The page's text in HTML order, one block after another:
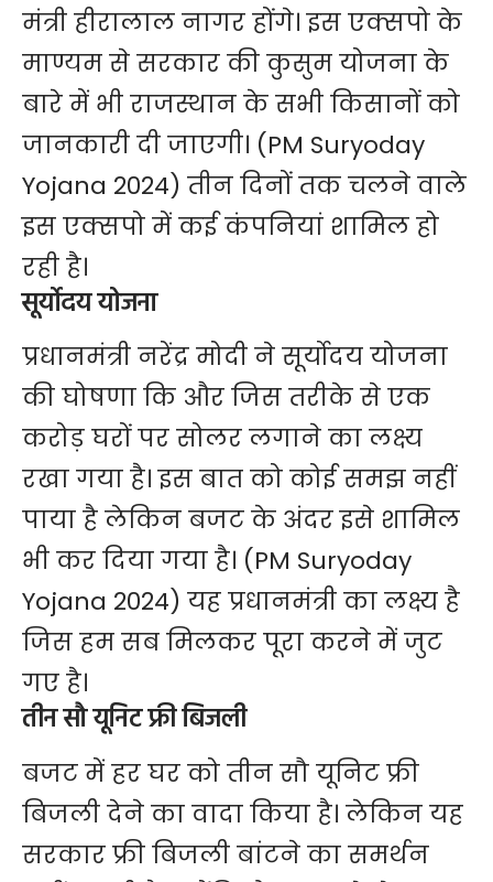
मंत्री हीरालाल नागर होंगे। इस एक्सपो के
माण्यम से सरकार की कुसुम योजना के
बारे में भी राजस्थान के सभी किसानों को
जानकारी दी जाएगी। (PM Suryoday
Yojana 2024) तीन दिनों तक चलने वाले
इस एक्सपो में कई कंपनियां शामिल हो
रही है।
सूर्योदय योजना
प्रधानमंत्री नरेंद्र मोदी ने सूर्योदय योजना
की घोषणा कि और जिस तरीके से एक
करोड़ घरों पर सोलर लगाने का लक्ष्य
रखा गया है। इस बात को कोई समझ नहीं
पाया है लेकिन बजट के अंदर इसे शामिल
भी कर दिया गया है। (PM Suryoday
Yojana 2024) यह प्रधानमंत्री का लक्ष्य है
जिस हम सब मिलकर पूरा करने में जुट
गए है।
तीन सौ यूनिट फ्री बिजली
बजट में हर घर को तीन सौ यूनिट फ्री
बिजली देने का वादा किया है। लेकिन यह
सरकार फ्री बिजली बांटने का समर्थन